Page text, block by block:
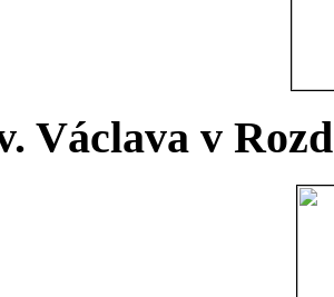
Václava v